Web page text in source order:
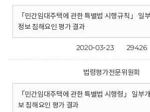
「민간임대주택에 관한 특별법 시행규칙」 일
정보 침해요인 평가 결과
2020-03-23 29426
법령평가전문위원회
「민간임대주택에 관한 특별법 시행령」 일부
보 침해요인 평가 결과